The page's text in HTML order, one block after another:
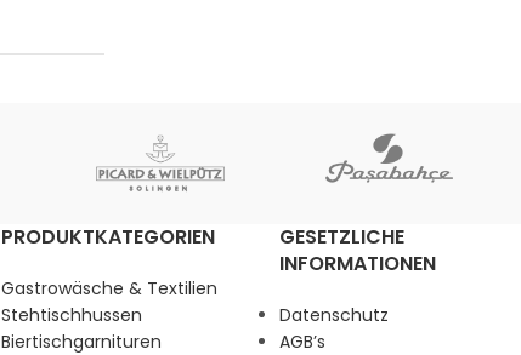
PRODUKTKATEGORIEN
Gastrowäsche & Textilien
Stehtischhussen
Biertischgarnituren
GESETZLICHE
INFORMATIONEN
Datenschutz
AGB’s